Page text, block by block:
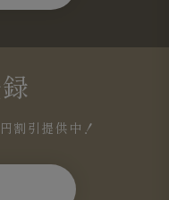
割引提供中！